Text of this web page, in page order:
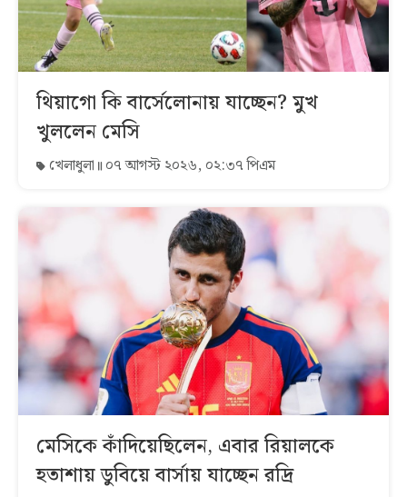
থিয়াগো কি বার্সেলোনায় যাচ্ছেন? মুখ
খুললেন মেসি
খেলাধুলা ০৭ আগস্ট ২০২৬, ০২:৩৭ পিএম
মেসিকে কাঁদিয়েছিলেন, এবার রিয়ালকে
হতাশায় ডুবিয়ে বার্সায় যাচ্ছেন রদ্রি